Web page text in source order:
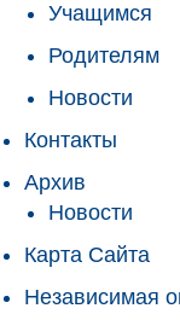
Учащимся
Родителям
Новости
Контакты
Архив
Новости
Карта Сайта
Независимая